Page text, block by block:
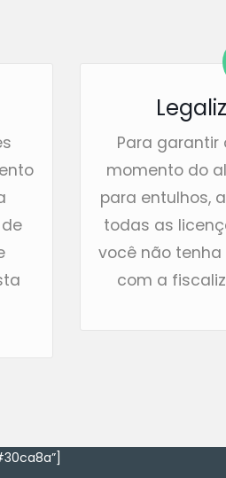
Para garantir
momento do
para entulhos,
todas as
você não
com a